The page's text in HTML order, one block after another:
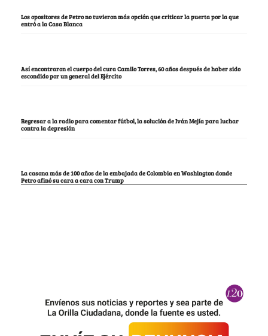
Los opositores de Petro no tuvieron más opción que criticar la puerta por la que
entró a la Casa Blanca
Así encontraron el cuerpo del cura Camilo Torres, 60 años después de haber sido
escondido por un general del Ejército
Regresar a la radio para comentar fútbol, la solución de Iván Mejía para luchar
contra la depresión
La casona más de 100 años de la embajada de Colombia en Washington donde
Petro afinó su cara a cara con Trump